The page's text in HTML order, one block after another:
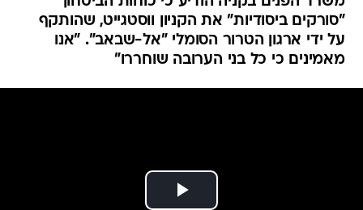
"סורקים ביסודיות" את הקניון ווסטגייט, שהותקף
על ידי ארגון הטרור הסומלי "אל-שבאב". "אנו
מאמינים כי כל בני הערובה שוחררו"